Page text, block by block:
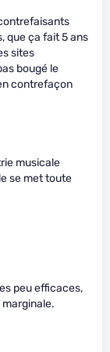
que ça fait 5 ans
sites
bougé le
contrefaçon
musicale
se met toute
peu efficaces,